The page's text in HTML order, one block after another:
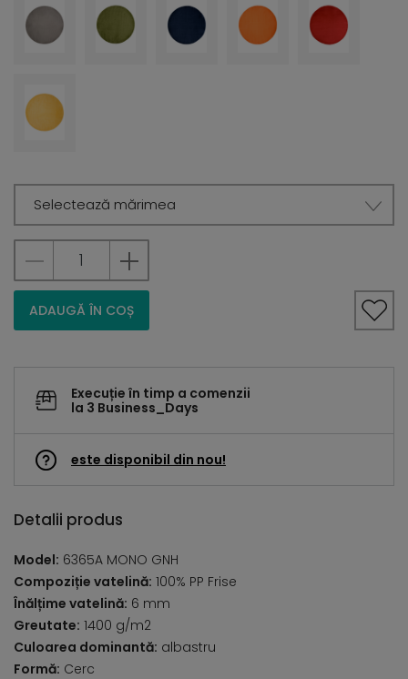
Selectează mărimea
ADAUGĂ ÎN COȘ
Execuție în timp a comenzii
la 3 Business_Days
este disponibil din nou!
Detalii produs
Model: 6365A MONO GNH
Compoziție vatelină: 100% PP Frise
Înălțime vatelină: 6 mm
Greutate: 1400 g/m2
Culoarea dominantă: albastru
Formă: Cerc